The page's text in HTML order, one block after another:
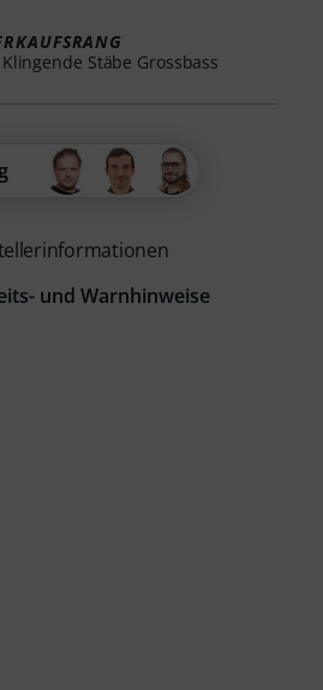
Stäbe Grossbass
und Warnhinweise